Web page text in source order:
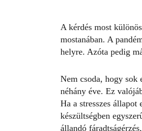
A kérdés most
mostanában. A
helyre. Azóta pedig
Nem csoda, hogy sok
néhány éve. Ez
Ha a stresszes
készültségben
állandó